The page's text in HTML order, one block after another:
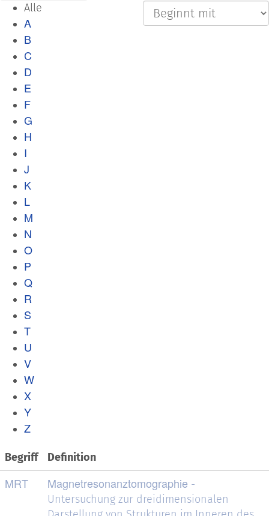
Alle
A
B
C
D
E
F
G
H
I
J
K
L
M
N
O
P
Q
R
S
T
U
V
W
X
Y
Z
Begriff Definition
MRT Magnetresonanztomographie -
Untersuchung zur dreidimensionalen